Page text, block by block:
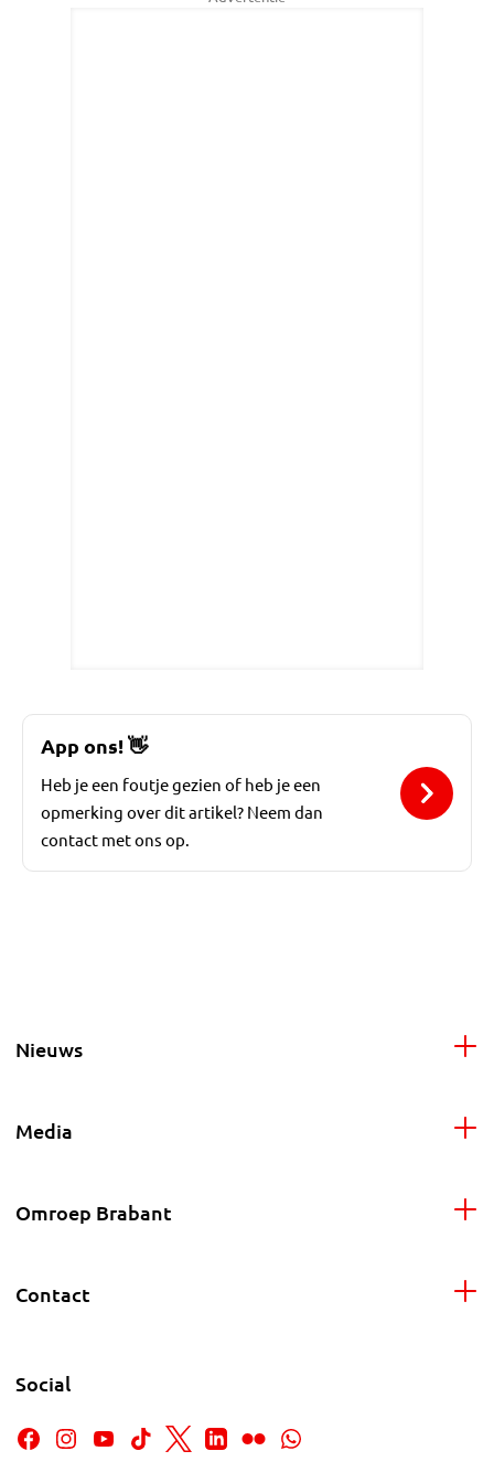
App ons!👋
Heb je een foutje gezien of heb je een
opmerking over dit artikel? Neem dan
contact met ons op.
Nieuws
Media
Omroep Brabant
Contact
Social